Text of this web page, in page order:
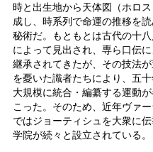
時と出生地から天体図（ホロ
成し、時系列で命運の推移を読
秘術だ。もともとは古代の十
によって見出され、専ら口伝
継承されてきたが、その技法が
を憂いた識者たちにより、五
大規模に統合・編纂する運動
こった。そのため、近年ヴァ
ではジョーティシュを大衆に
学院が続々と設立されている。